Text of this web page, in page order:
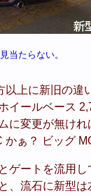
当たらない。
以上に新旧の
イールベース
に変更が無け
かぁ？ ビッグ
ゲートを流用
、流石に新型